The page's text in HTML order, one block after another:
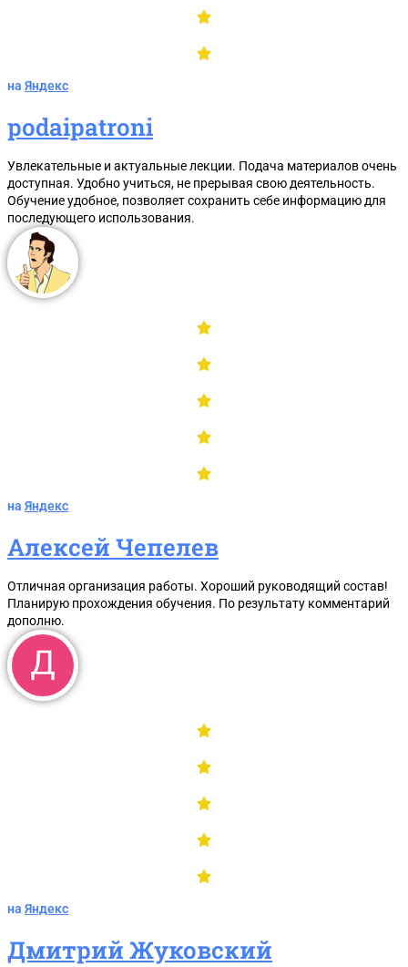
на Яндекс
podaipatroni
Увлекательные и актуальные лекции. Подача материалов очень
доступная. Удобно учиться, не прерывая свою деятельность.
Обучение удобное, позволяет сохранить себе информацию для
последующего использования.
на Яндекс
Алексей Чепелев
Отличная организация работы. Хороший руководящий состав!
Планирую прохождения обучения. По результату комментарий
дополню.
на Яндекс
Дмитрий Жуковский